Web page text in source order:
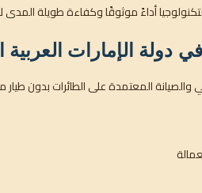
أداءً موثوقًا وكفاءة طويلة
دولة الإمارات العربية
والصيانة المعتمدة على الطائرات بدون طيار